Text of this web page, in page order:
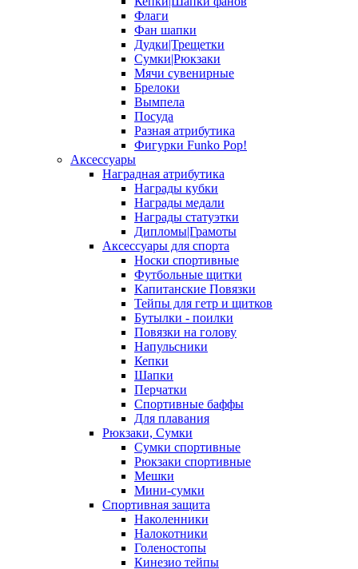
Флаги
Фан шапки
Дудки|Трещетки
Сумки|Рюкзаки
Мячи сувенирные
Брелоки
Вымпела
Посуда
Разная атрибутика
Фигурки Funko Pop!
Аксессуары
Наградная атрибутика
Награды кубки
Награды медали
Награды статуэтки
Дипломы|Грамоты
Аксессуары для спорта
Носки спортивные
Футбольные щитки
Капитанские Повязки
Тейпы для гетр и щитков
Бутылки - поилки
Повязки на голову
Напульсники
Кепки
Шапки
Перчатки
Спортивные баффы
Для плавания
Рюкзаки, Сумки
Сумки спортивные
Рюкзаки спортивные
Мешки
Мини-сумки
Спортивная защита
Наколенники
Налокотники
Голеностопы
Кинезио тейпы